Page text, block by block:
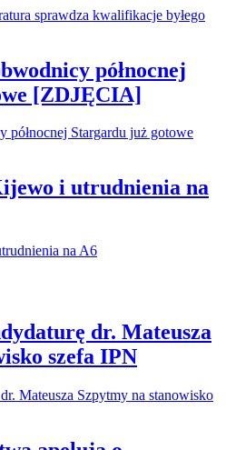
północnej
[ZDJĘCIA]
i utrudnienia na
dr. Mateusza
szefa IPN